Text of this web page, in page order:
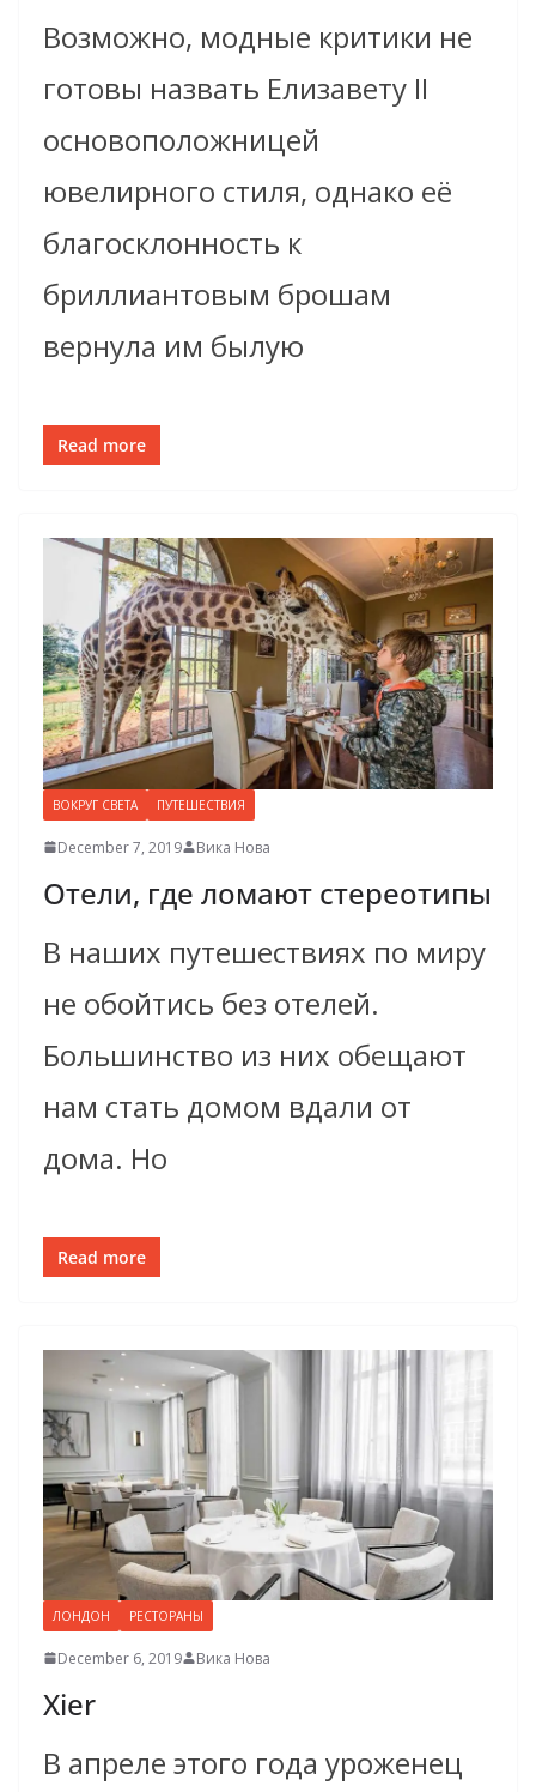
Возможно, модные критики не
готовы назвать Елизавету II
основоположницей
ювелирного стиля, однако её
благосклонность к
бриллиантовым брошам
вернула им былую
Read more
ВОКРУГ СВЕТА ПУТЕШЕСТВИЯ
December 7, 2019 Вика Нова
Отели, где ломают стереотипы
В наших путешествиях по миру
не обойтись без отелей.
Большинство из них обещают
нам стать домом вдали от
дома. Но
Read more
ЛОНДОН РЕСТОРАНЫ
December 6, 2019 Вика Нова
Xier
В апреле этого года уроженец